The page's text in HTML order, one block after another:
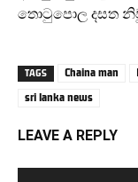
තොටුපොල දසත
TAGS Chaina man
sri lanka news
LEAVE A REPLY